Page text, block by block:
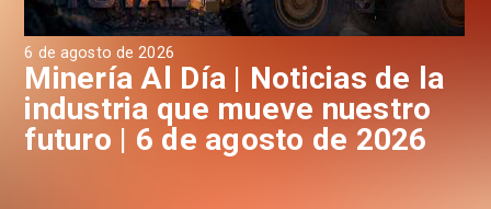
6 de agosto de 2026
Minería Al Día | Noticias de la
industria que mueve nuestro
futuro | 6 de agosto de 2026